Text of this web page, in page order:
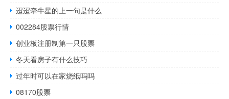
迢迢牵牛星的上一句是什么
002284股票行情
创业板注册制第一只股票
冬天看房子有什么技巧
过年时可以在家烧纸吗吗
08170股票